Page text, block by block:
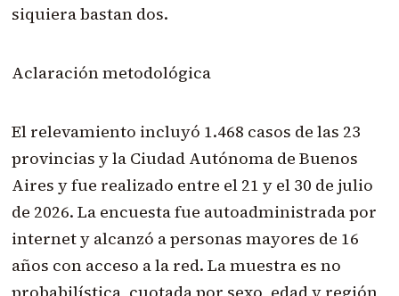
siquiera bastan dos.
Aclaración metodológica
El relevamiento incluyó 1.468 casos de las 23
provincias y la Ciudad Autónoma de Buenos
Aires y fue realizado entre el 21 y el 30 de julio
de 2026. La encuesta fue autoadministrada por
internet y alcanzó a personas mayores de 16
años con acceso a la red. La muestra es no